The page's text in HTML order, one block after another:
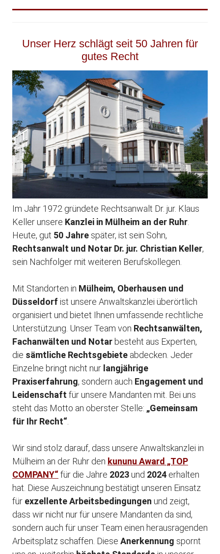
Unser Herz schlägt seit 50 Jahren für
gutes Recht
Im Jahr 1972 gründete Rechtsanwalt Dr. jur. Klaus
Keller unsere Kanzlei in Mülheim an der Ruhr
Heute, gut 50 Jahre später, ist sein Sohn,
Rechtsanwalt und Notar Dr. jur. Christian Keller,
sein Nachfolger mit weiteren Berufskollegen.
Mit Standorten in Mülheim, Oberhausen und
Düsseldorf ist unsere Anwaltskanzlei überörtlich
organisiert und bietet Ihnen umfassende rechtliche
Unterstützung. Unser Team von Rechtsanwälten,
Fachanwälten und Notar besteht aus Experten,
die sämtliche Rechtsgebiete abdecken. Jeder
Einzelne bringt nicht nur langjährige
Praxiserfahrung, sondern auch Engagement und
Leidenschaft für unsere Mandanten mit. Bei uns
steht das Motto an oberster Stelle: „Gemeinsam
für Ihr Recht“
Wir sind stolz darauf, dass unsere Anwaltskanzlei in
Mülheim an der Ruhr den kununu Award „TOP
COMPANY“für die Jahre 2023und 2024 erhalten
hat. Diese Auszeichnung bestätigt unseren Einsatz
für exzellente Arbeitsbedingungen und zeigt,
dass wir nicht nur für unsere Mandanten da sind,
sondern auch für unser Team einen herausragenden
Arbeitsplatz schaffen. Diese Anerkennung spornt